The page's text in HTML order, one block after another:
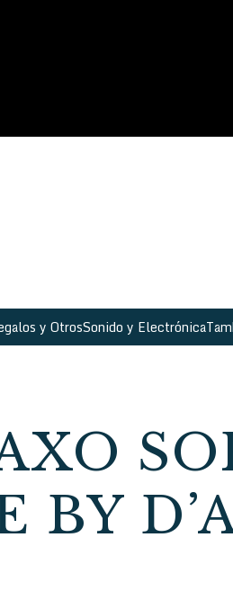
y OtrosSonido y Electrónica
BY